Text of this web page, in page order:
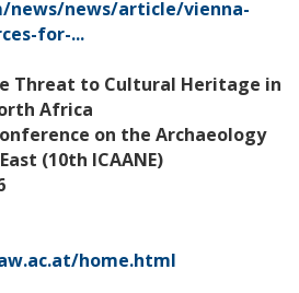
news/news/article/vienna-
for-...
Threat to Cultural Heritage in
Africa
on the Archaeology
(10th ICAANE)
home.html